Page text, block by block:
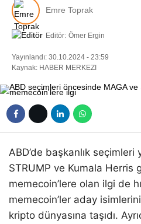
Emre Toprak
Editör: Ömer Ergin
Yayınlandı: 30.10.2024 - 23:59
Kaynak: HABER MERKEZI
ABD’de başkanlık seçimleri
STRUMP ve Kumala Herris
memecoin’lere olan ilgi de
memecoin’ler aday
kripto dünyasına taşıdı.